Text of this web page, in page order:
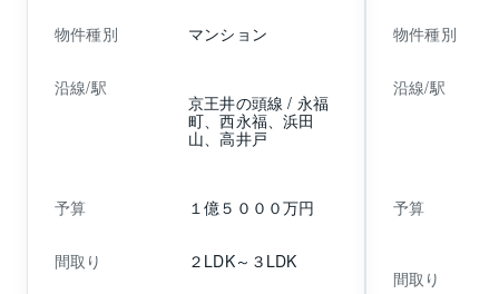
物件種別 マンション
沿線/駅
京王井の頭線 / 永福
町、西永福、浜田
山、高井戸
予算 １億５０００万円
間取り ２LDK～３LDK
物件種別
沿線/駅
予算
間取り